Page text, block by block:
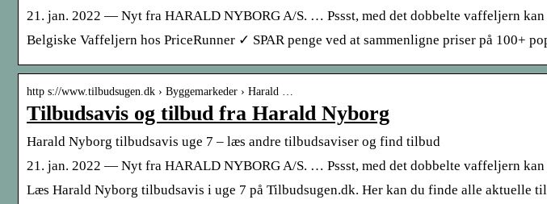
21. jan. 2022 — Nyt fra HARALD NYBORG A/S. … Pssst, med det dobbelte vaffeljern
Belgiske Vaffeljern hos PriceRunner ✓ SPAR penge ved at sammenligne priser på 100+
http s://www.tilbudsugen.dk › Byggemarkeder › Harald …
Tilbudsavis og tilbud fra Harald Nyborg
Harald Nyborg tilbudsavis uge 7 – læs andre tilbudsaviser og find tilbud
21. jan. 2022 — Nyt fra HARALD NYBORG A/S. … Pssst, med det dobbelte vaffeljern
Læs Harald Nyborg tilbudsavis i uge 7 på Tilbudsugen.dk. Her kan du finde alle aktuelle